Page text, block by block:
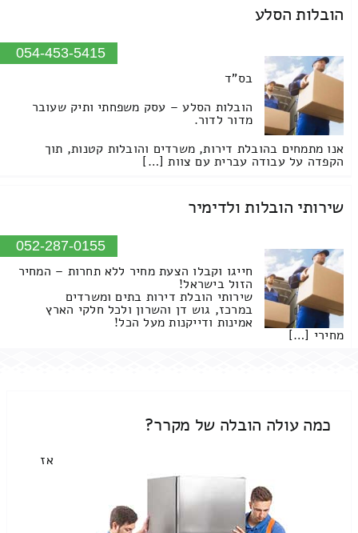
הובלות הסלע
054-453-5415
בס"ד
הובלות הסלע – עסק משפחתי ותיק שעובר
מדור לדור.
אנו מתמחים בהובלת דירות, משרדים והובלות קטנות, תוך
הקפדה על עבודה עברית עם צוות […]
שירותי הובלות ולדימיר
052-287-0155
חייגו וקבלו הצעת מחיר ללא תחרות – המחיר
הזול בישראל!
שירותי הובלת דירות בתים ומשרדים
במרכז, גוש דן והשרון ולכל חלקי הארץ
אמינות ודייקנות מעל הכל!
מחירי […]
כמה עולה הובלה של מקרר?
אז